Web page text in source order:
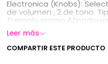
Electronica (Knobs):
de volumen , 2 de tono.
Tremolo cromo
Leer más
COMPARTIR ESTE PRODUCTO